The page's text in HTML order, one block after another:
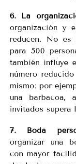
6. La
organización y
reducen. No es
para 500
también influye
número
mismo; por
una barbacoa,
invitados supera
7. Boda
organizar una
con mayor